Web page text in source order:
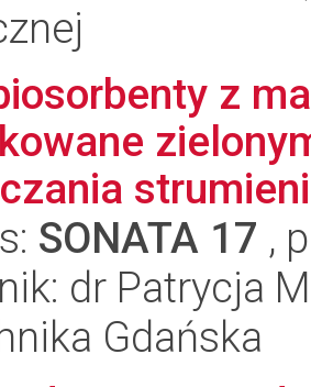
z
SONATA 17 ,
dr Patrycja
Gdańska